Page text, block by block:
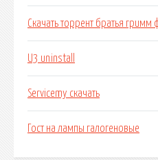
Скачать торрент братья гримм
U3 uninstall
Servicemy скачать
Гост на лампы галогеновые